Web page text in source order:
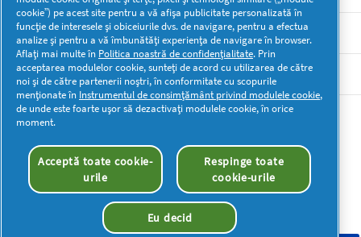
SECŢIUNI
DOCUMENTE LEGALE DETERGENTI SA
Mai multă inspirație
Drepturi de autor © 2026 P&G. Toate drepturile rezervate
cookie”) pe acest site pentru a vă afișa publicitate personalizată în
funcție de interesele și obiceiurile dvs. de navigare, pentru a efectua
analize și pentru a vă îmbunătăți experiența de navigare în browser.
Aflați mai multe în Politica noastră de confidențialitate. Prin
acceptarea modulelor cookie, sunteți de acord cu utilizarea de către
noi și de către partenerii noștri, în conformitate cu scopurile
menționate în Instrumentul de consimțământ privind modulele cookie,
de unde este foarte ușor să dezactivați modulele cookie, în orice
moment.
Acceptă toate cookie-
urile
Respinge toate
cookie-urile
Eu decid